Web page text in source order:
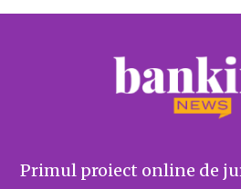
Primul proiect online de